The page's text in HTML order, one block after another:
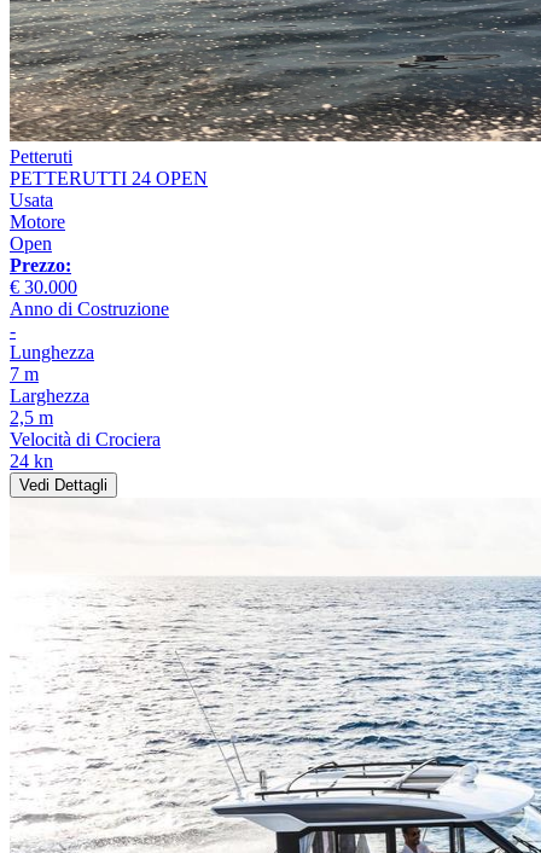
Petteruti
PETTERUTTI 24 OPEN
Usata
Motore
Open
Prezzo:
€ 30.000
Anno di Costruzione
-
Lunghezza
7 m
Larghezza
2,5 m
Velocità di Crociera
24 kn
Vedi Dettagli